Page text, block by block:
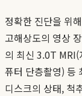
정확한 진단을 위
고해상도의 영상
의 최신 3.0T MRI(
퓨터 단층촬영) 등
디스크의 상태, 척